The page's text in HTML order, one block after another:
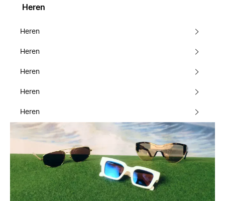
Heren
Heren
Heren
Heren
Heren
Heren